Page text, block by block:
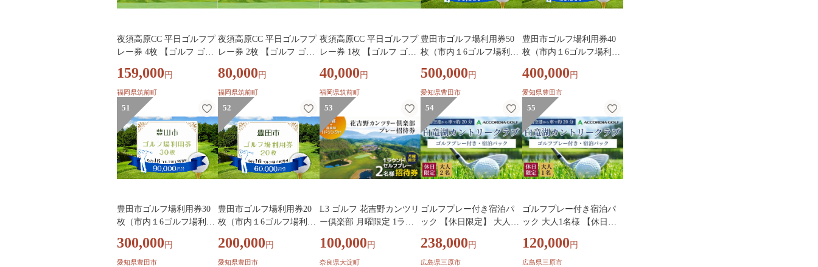
夜須高原CC 平日ゴルフプ
レー券 4枚 【ゴルフ ゴル
ルフプレー券 ゴルフ利用
券 ゴルフ場利用券 チケッ
ト 利用券 プレー券 体験
平日 福岡県 筑前町 AW00
3】
159,000 円
福岡県筑前町
夜須高原CC 平日ゴルフプ
レー券 2枚 【ゴルフ ゴル
ルフプレー券 ゴルフ利用
券 ゴルフ場利用券 チケッ
ト 利用券 プレー券 体験
平日 福岡県 筑前町 AW00
2】
80,000 円
福岡県筑前町
夜須高原CC 平日ゴルフプ
レー券 1枚 【ゴルフ ゴル
ルフプレー券 ゴルフ利用
券 ゴルフ場利用券 チケッ
ト 利用券 プレー券 体験
平日 福岡県 筑前町 AW00
1】
40,000 円
福岡県筑前町
豊田市ゴルフ場利用券50
枚（市内１6ゴルフ場利用
利用券 ゴルフ場利用券 ゴ
ルフ プレー券 ゴルフチケ
ット ゴルフプレー ラウン
ド 利用券 チケット スポー
ツ レジャー ごるふ golf 愛
知県 豊田市
500,000 円
愛知県豊田市
豊田市ゴルフ場利用券40
枚（市内１6ゴルフ場利用
利用券 ゴルフ場利用券 ゴ
ルフ プレー券 ゴルフチケ
ット ゴルフプレー ラウン
ド 利用券 チケット スポー
ツ レジャー ごるふ golf 愛
知県 豊田市
400,000 円
愛知県豊田市
51
豊田市ゴルフ場利用券30
枚（市内１6ゴルフ場利用
利用券 ゴルフ場利用券 ゴ
ルフ プレー券 ゴルフチケ
300,000 円
愛知県豊田市
52
豊田市ゴルフ場利用券20
枚（市内１6ゴルフ場利用
利用券 ゴルフ場利用券 ゴ
ルフ プレー券 ゴルフチケ
200,000 円
愛知県豊田市
53
L3 ゴルフ 花吉野カンツリ
ー倶楽部 月曜限定 1ラウ
招待券 昼食＋昼食時１ド
リンク付 | ゴルフ 正統派 1
100,000 円
奈良県大淀町
54
ゴルフプレー付き宿泊パ
ック 【休日限定】 大人2
ントリークラブ ホテル白
竜湖リゾートゴルフ ホテ
238,000 円
広島県三原市
55
ゴルフプレー付き宿泊パ
ック 大人1名様 【休日限
ントリークラブ ホテル白
竜湖リゾートゴルフ ホテ
120,000 円
広島県三原市